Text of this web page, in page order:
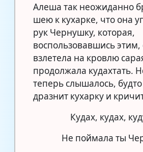
Алеша так неожиданно
шею к кухарке, что она
рук Чернушку, которая,
воспользовавшись этим,
взлетела на кровлю
продолжала кудахтать.
теперь слышалось,
дразнит кухарку и
Кудах, кудах,
Не поймала ты